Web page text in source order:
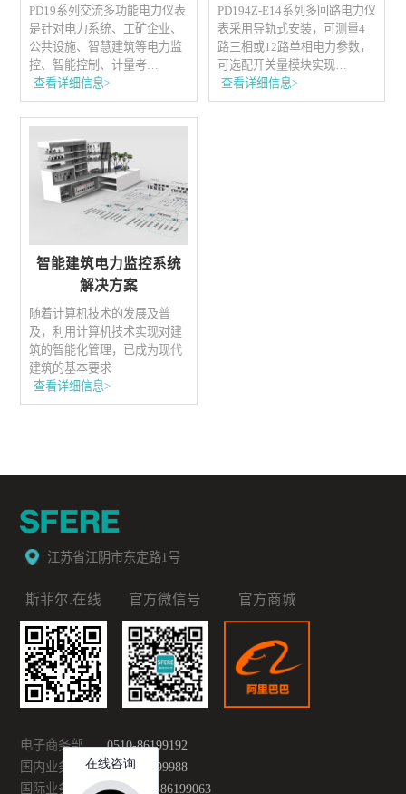
PD19系列交流多功能电力仪表
是针对电力系统、工矿企业、
公共设施、智慧建筑等电力监
控、智能控制、计量考…
查看详细信息>
PD194Z-E14系列多回路电力仪
表采用导轨式安装，可测量4
路三相或12路单相电力参数，
可选配开关量模块实现…
查看详细信息>
智能建筑电力监控系统
解决方案
随着计算机技术的发展及普
及，利用计算机技术实现对建
筑的智能化管理，已成为现代
建筑的基本要求
查看详细信息>
江苏省江阴市东定路1号
斯菲尔.在线 官方微信号 官方商城
电子商务部
0510-86199192
国内业务部
0510-86199988
国际业务部
0086-510-86199063